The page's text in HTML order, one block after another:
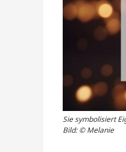
Sie symbolisiert
Bild: © Melanie